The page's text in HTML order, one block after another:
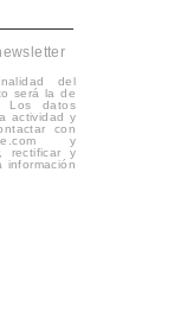
del
será la de
Los datos
actividad y
con
y
rectificar y
información